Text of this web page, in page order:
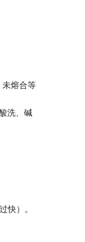
未熔合等
洗、碱
快）。